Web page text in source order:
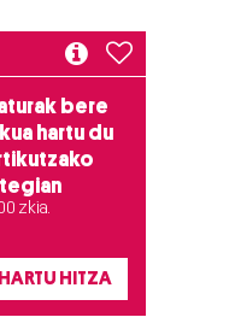
bere
hartu du
zkia.
HARTU HITZA